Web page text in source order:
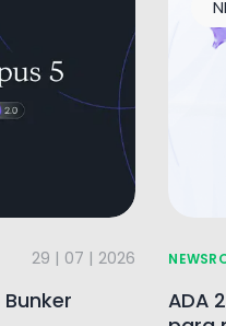
29 | 07 | 2026
ADA